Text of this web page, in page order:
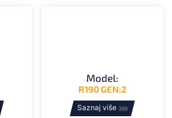
Model:
R190 GEN:2
Saznaj više